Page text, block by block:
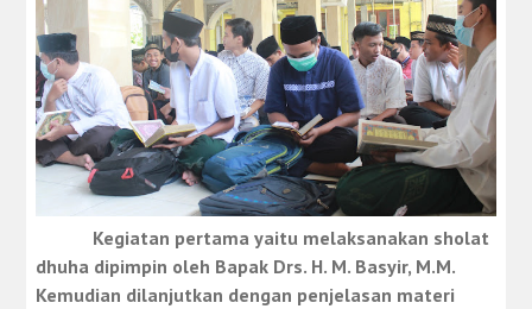
Kegiatan pertama yaitu melaksanakan sholat
dhuha dipimpin oleh Bapak Drs. H. M. Basyir, M.M.
Kemudian dilanjutkan dengan penjelasan materi